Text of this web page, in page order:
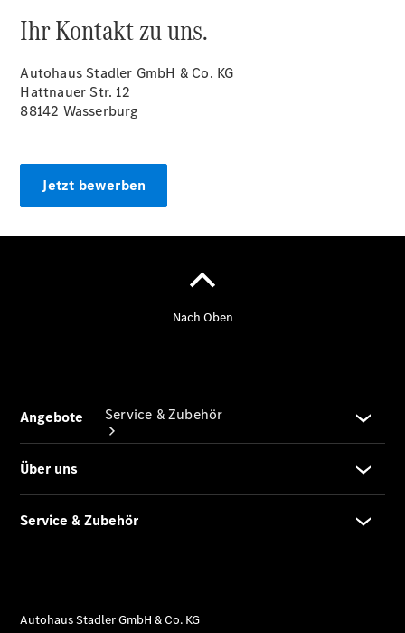
Autohaus
Waschhaus
Tankstelle
Karriere bei
Service & Zubehör
Kompletträder
Ihr Kontakt zu uns.
Autohaus Stadler GmbH & Co. KG
Hattnauer Str. 12
88142 Wasserburg
Jetzt bewerben